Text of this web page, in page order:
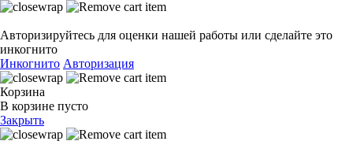
Авторизируйтесь для оценки нашей работы или сделайте это
инкогнито
Инкогнито Авторизация
Корзина
В корзине пусто
Закрыть